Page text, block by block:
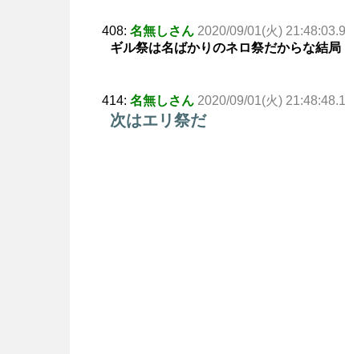
408: 名無しさん 2020/09/01(火)
ギル祭は名ばかりのネロ祭だからな結局
414: 名無しさん 2020/09/01(火)
次はエリ祭だ